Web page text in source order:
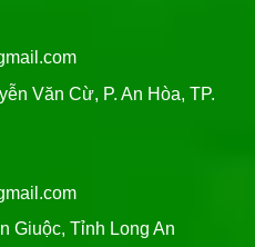
Văn Cừ, P. An Hòa, TP.
Giuộc, Tỉnh Long An